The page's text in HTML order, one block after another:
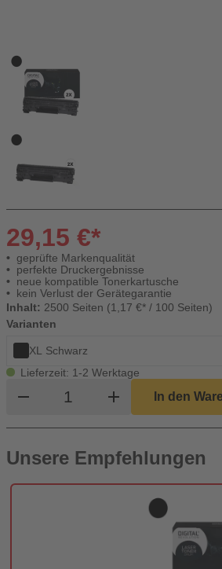
29,15 €*
geprüfte Markenqualität
perfekte Druckergebnisse
neue kompatible Tonerkartusche
kein Verlust der Gerätegarantie
Inhalt: 2500 Seiten (1,17 €* / 100 Seiten)
Varianten
XL Schwarz
Lieferzeit: 1-2 Werktage
remove Produkt Warenkorb
add In den
Unsere Empfehlungen